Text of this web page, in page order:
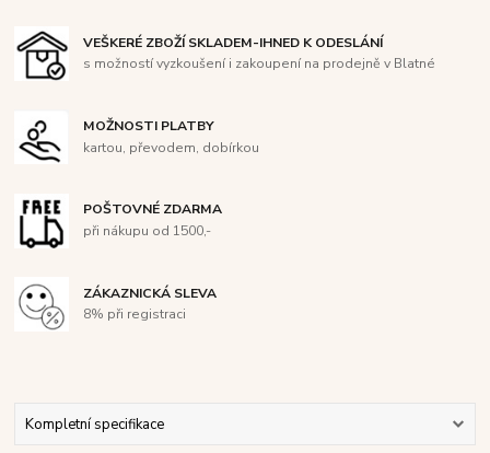
VEŠKERÉ ZBOŽÍ SKLADEM-IHNED K ODESLÁNÍ
s možností vyzkoušení i zakoupení na prodejně v Blatné
MOŽNOSTI PLATBY
kartou, převodem, dobírkou
POŠTOVNÉ ZDARMA
při nákupu od 1500,-
ZÁKAZNICKÁ SLEVA
8% při registraci
Kompletní specifikace